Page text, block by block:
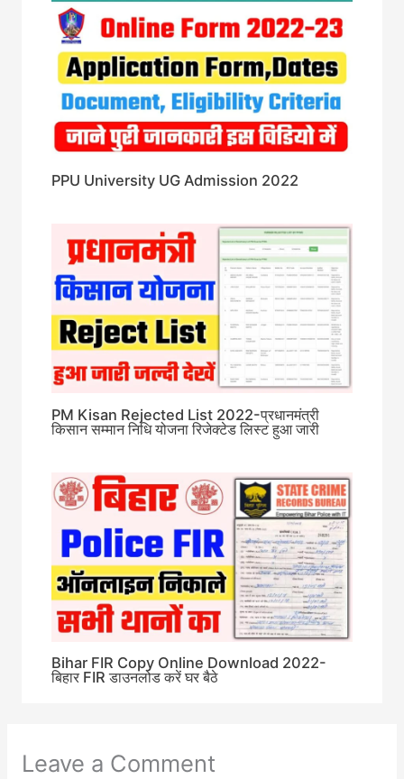
PPU University UG Admission 2022
PM Kisan Rejected List 2022-प्रधानमंत्री
किसान सम्मान निधि योजना रिजेक्टेड लिस्ट हुआ जारी
Bihar FIR Copy Online Download 2022-
बिहार FIR डाउनलोड करें घर बैठे
Leave a Comment